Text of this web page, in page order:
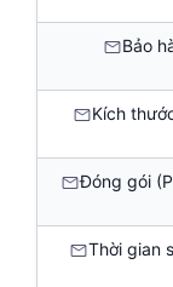
Bảo
Kích
Đóng gói
Thời gian